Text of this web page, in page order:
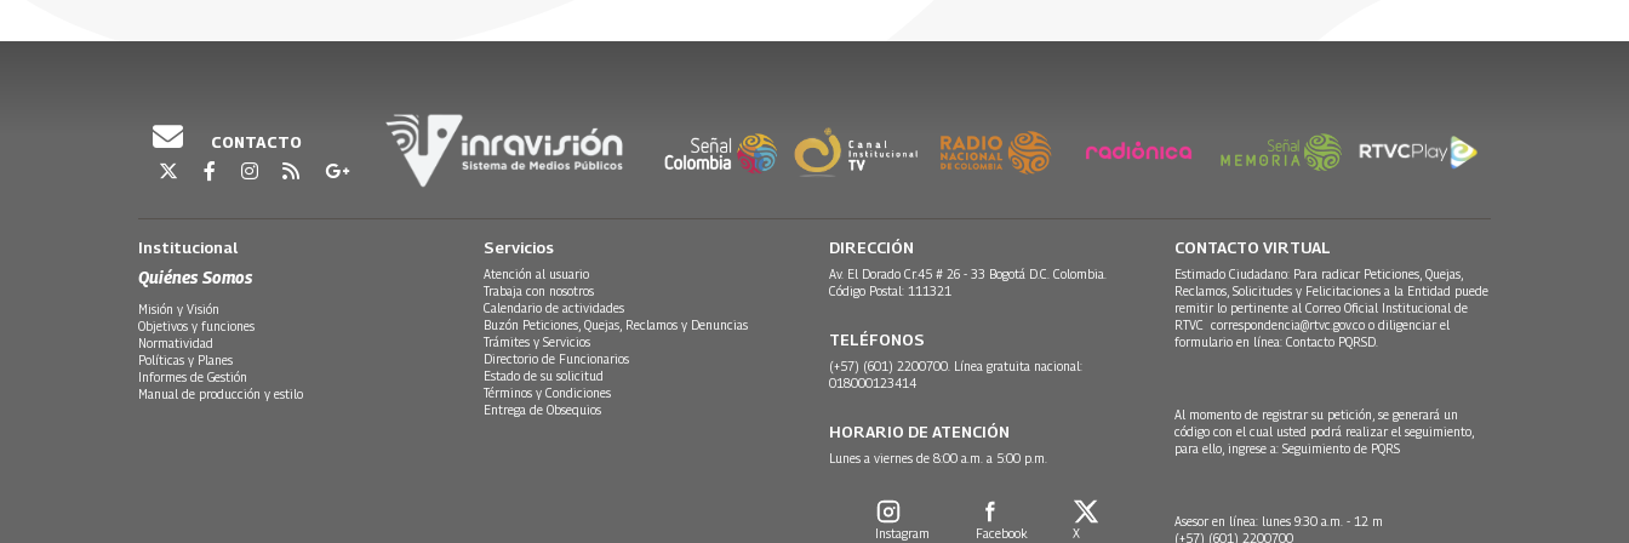
CONTACTO
Institucional
Quiénes Somos
Misión y Visión
Objetivos y funciones
Normatividad
Políticas y Planes
Informes de Gestión
Manual de producción y estilo
Servicios
Atención al usuario
Trabaja con nosotros
Calendario de actividades
Buzón Peticiones, Quejas, Reclamos y Denuncias
Trámites y Servicios
Directorio de Funcionarios
Estado de su solicitud
Términos y Condiciones
Entrega de Obsequios
DIRECCIÓN
Av. El Dorado Cr.45 # 26 - 33 Bogotá D.C. Colombia.
Código Postal: 111321
TELÉFONOS
(+57) (601) 2200700. Línea gratuita nacional:
018000123414
HORARIO DE ATENCIÓN
Lunes a viernes de 8:00 a.m. a 5:00 p.m.
Instagram Facebook X
CONTACTO VIRTUAL
Estimado Ciudadano: Para radicar Peticiones, Quejas,
Reclamos, Solicitudes y Felicitaciones a la Entidad puede
remitir lo pertinente al Correo Oficial Institucional de
RTVC correspondencia@rtvc.gov.co o diligenciar el
formulario en línea: Contacto PQRSD.
Al momento de registrar su petición, se generará un
código con el cual usted podrá realizar el seguimiento,
para ello, ingrese a: Seguimiento de PQRS
Asesor en línea: lunes 9:30 a.m. - 12 m
(+57) (601) 2200700